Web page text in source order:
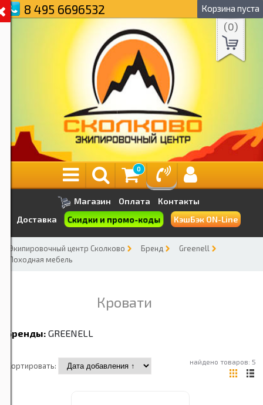
8 495 6696532 Корзина пуста
(0)
0
Магазин Оплата
Контакты
Доставка
Скидки и промо-коды КэшБэк ON-Line
Экипировочный центр Сколково Бренд
Greenell
Походная мебель
Кровати
Бренды: GREENELL
Сортировать: найдено товаров: 5